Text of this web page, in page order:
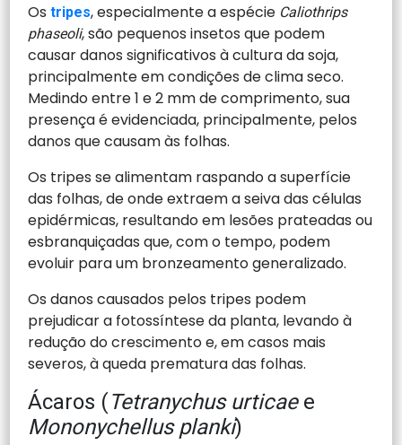
Ostripes, especialmente a espécie Caliothrips
phaseoli, são pequenos insetos que podem
causar danos significativos à cultura da soja,
principalmente em condições de clima seco.
Medindo entre 1 e 2 mm de comprimento, sua
presença é evidenciada, principalmente, pelos
danos que causam às folhas.
Os tripes se alimentam raspando a superfície
das folhas, de onde extraem a seiva das células
epidérmicas, resultando em lesões prateadas ou
esbranquiçadas que, com o tempo, podem
evoluir para um bronzeamento generalizado.
Os danos causados pelos tripes podem
prejudicar a fotossíntese da planta, levando à
redução do crescimento e, em casos mais
severos, à queda prematura das folhas.
Ácaros (Tetranychus urticaee
Mononychellus planki)